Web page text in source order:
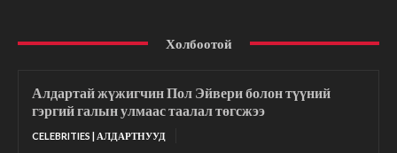
Холбоотой
Алдартай жүжигчин Пол Эйвери болон түүний
гэргий галын улмаас таалал төгсжээ
CELEBRITIES | АЛДАРТНУУД